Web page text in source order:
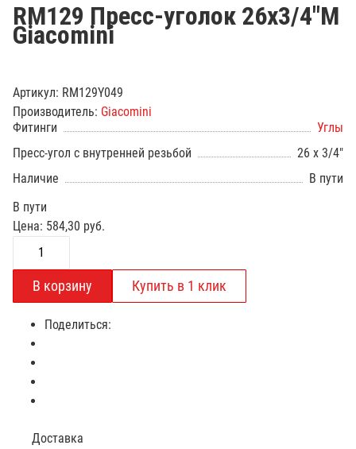
RM129 Пресс-уголок 26х3/4"М
Giacomini
Артикул: RM129Y049
Производитель: Giacomini
Фитинги
Углы
Пресс-угол с внутренней резьбой
26 х 3/4"
Наличие
В пути
В пути
Цена: 584,30 руб.
Поделиться:
Доставка